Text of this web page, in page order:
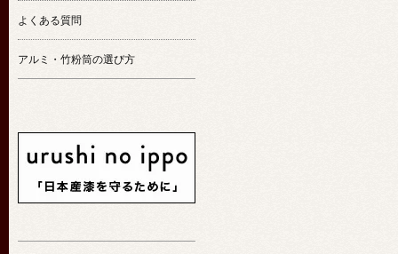
よくある質問
アルミ・竹粉筒の選び方